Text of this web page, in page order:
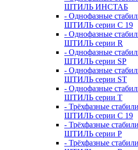
ШТИЛЬ ИНСТАБ
- Однофазные
ШТИЛЬ серии C 19
- Однофазные
ШТИЛЬ серии R
- Однофазные
ШТИЛЬ серии SP
- Однофазные
ШТИЛЬ серии ST
- Однофазные
ШТИЛЬ серии T
- Трёхфазные
ШТИЛЬ серии C 19
- Трёхфазные
ШТИЛЬ серии P
- Трёхфазные